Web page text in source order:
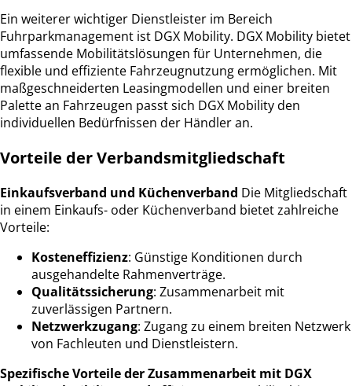
Ein weiterer wichtiger Dienstleister im Bereich
Fuhrparkmanagement ist DGX Mobility. DGX Mobility bietet
umfassende Mobilitätslösungen für Unternehmen, die
flexible und effiziente Fahrzeugnutzung ermöglichen. Mit
maßgeschneiderten Leasingmodellen und einer breiten
Palette an Fahrzeugen passt sich DGX Mobility den
individuellen Bedürfnissen der Händler an.
Vorteile der Verbandsmitgliedschaft
Einkaufsverband und Küchenverband Die Mitgliedschaft
in einem Einkaufs- oder Küchenverband bietet zahlreiche
Vorteile:
Kosteneffizienz: Günstige Konditionen durch
ausgehandelte Rahmenverträge.
Qualitätssicherung: Zusammenarbeit mit
zuverlässigen Partnern.
Netzwerkzugang: Zugang zu einem breiten Netzwerk
von Fachleuten und Dienstleistern.
Spezifische Vorteile der Zusammenarbeit mit DGX